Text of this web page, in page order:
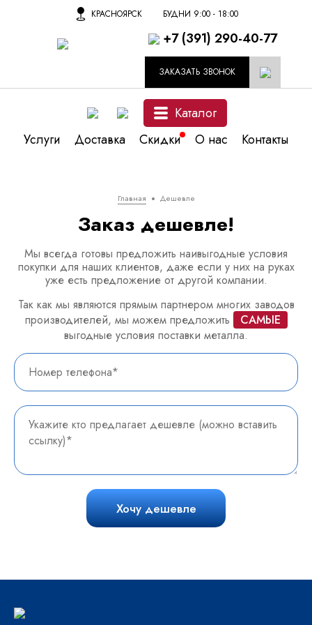
КРАСНОЯРСК БУДНИ 9:00 - 18:00
+7 (391) 290-40-77
ЗАКАЗАТЬ ЗВОНОК
Каталог
Услуги
Доставка Скидки О нас Контакты
Главная Дешевле
Заказ дешевле!
Мы всегда готовы предложить наивыгодные условия
покупки для наших клиентов, даже если у них на руках
уже есть предложение от другой компании.
Так как мы являются прямым партнером многих заводов
производителей, мы можем предложить
САМЫЕ
выгодные условия поставки металла.
Хочу дешевле